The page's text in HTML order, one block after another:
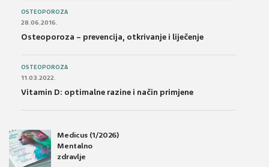
OSTEOPOROZA
28.06.2016.
Osteoporoza – prevencija, otkrivanje i liječenje
OSTEOPOROZA
11.03.2022.
Vitamin D: optimalne razine i način primjene
Medicus (1/2026)
Mentalno
zdravlje